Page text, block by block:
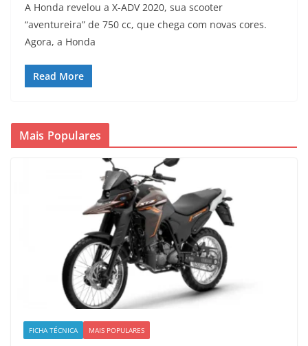
A Honda revelou a X-ADV 2020, sua scooter
“aventureira” de 750 cc, que chega com novas cores.
Agora, a Honda
Read More
Mais Populares
FICHA TÉCNICA MAIS POPULARES